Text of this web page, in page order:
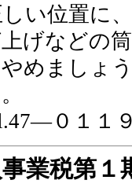
い位置に
げなどの
めましょ
０１１
業税第１